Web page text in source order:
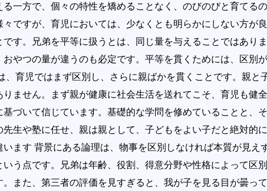
る一方で、個々の特性を矯めることなく、のびのびと育てる
々ですが、育児においては、少なくとも明らかにしない方が
です。兄弟を平等に扱うとは、同じ量を与えることではあり
やつの量が違うのも必定です。平等を貫くためには、区別
、育児ではまず区別し、さらに親ばかを貫くことです。親と
りません。まず親が健康に社会生活を送れてこそ、育児も健
基づいて信じています。基礎的な学問を修めていることと、
生や塾に任せ、親は親として、子どもをよい子だと絶対的
います 背景にある論理は、物事を区別しなければ本質が見
いう点です。兄弟は年齢、役割、得意分野や性格によって区
。また、第三者の評価を見すぎると、我が子を見る目が曇っ